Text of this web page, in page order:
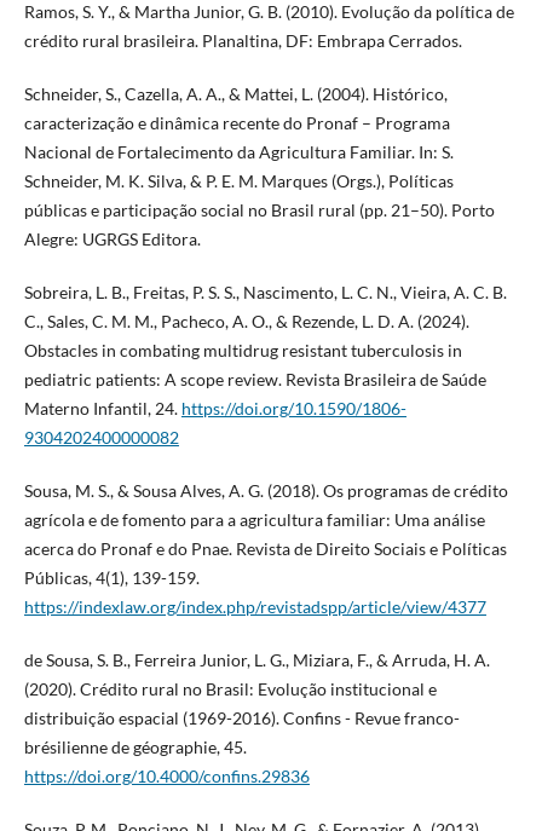
Ramos, S. Y., & Martha Junior, G. B. (2010). Evolução da política de
crédito rural brasileira. Planaltina, DF: Embrapa Cerrados.
Schneider, S., Cazella, A. A., & Mattei, L. (2004). Histórico,
caracterização e dinâmica recente do Pronaf – Programa
Nacional de Fortalecimento da Agricultura Familiar. In: S.
Schneider, M. K. Silva, & P. E. M. Marques (Orgs.), Políticas
públicas e participação social no Brasil rural (pp. 21–50). Porto
Alegre: UGRGS Editora.
Sobreira, L. B., Freitas, P. S. S., Nascimento, L. C. N., Vieira, A. C. B.
C., Sales, C. M. M., Pacheco, A. O., & Rezende, L. D. A. (2024).
Obstacles in combating multidrug resistant tuberculosis in
pediatric patients: A scope review. Revista Brasileira de Saúde
Materno Infantil, 24. https://doi.org/10.1590/1806-
9304202400000082
Sousa, M. S., & Sousa Alves, A. G. (2018). Os programas de crédito
agrícola e de fomento para a agricultura familiar: Uma análise
acerca do Pronaf e do Pnae. Revista de Direito Sociais e Políticas
Públicas, 4(1), 139-159.
https://indexlaw.org/index.php/revistadspp/article/view/4377
de Sousa, S. B., Ferreira Junior, L. G., Miziara, F., & Arruda, H. A.
(2020). Crédito rural no Brasil: Evolução institucional e
distribuição espacial (1969-2016). Confins - Revue franco-
brésilienne de géographie, 45.
https://doi.org/10.4000/confins.29836